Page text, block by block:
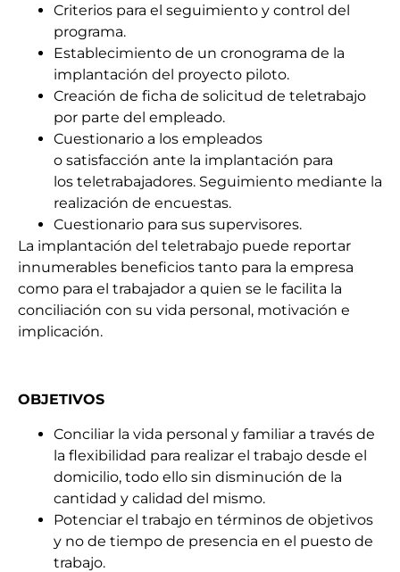
Criterios para el seguimiento y control del
programa.
Establecimiento de un cronograma de la
implantación del proyecto piloto.
Creación de ficha de solicitud de teletrabajo
por parte del empleado.
Cuestionario a los empleados
o satisfacción ante la implantación para
los teletrabajadores. Seguimiento mediante la
realización de encuestas.
Cuestionario para sus supervisores.
La implantación del teletrabajo puede reportar
innumerables beneficios tanto para la empresa
como para el trabajador a quien se le facilita la
conciliación con su vida personal, motivación e
implicación.
OBJETIVOS
Conciliar la vida personal y familiar a través de
la flexibilidad para realizar el trabajo desde el
domicilio, todo ello sin disminución de la
cantidad y calidad del mismo.
Potenciar el trabajo en términos de objetivos
y no de tiempo de presencia en el puesto de
trabajo.